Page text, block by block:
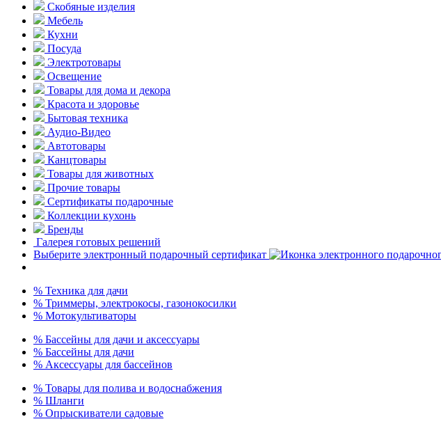
Скобяные изделия
Мебель
Кухни
Посуда
Электротовары
Освещение
Товары для дома и декора
Красота и здоровье
Бытовая техника
Аудио-Видео
Автотовары
Канцтовары
Товары для животных
Прочие товары
Сертификаты подарочные
Коллекции кухонь
Бренды
Галерея готовых решений
Выберите электронный подарочный сертификат
% Техника для дачи
% Триммеры, электрокосы, газонокосилки
% Мотокультиваторы
% Бассейны для дачи и аксессуары
% Бассейны для дачи
% Аксессуары для бассейнов
% Товары для полива и водоснабжения
% Шланги
% Опрыскиватели садовые